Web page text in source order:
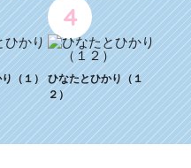
（１）
4
ひなたとひかり（１
２）